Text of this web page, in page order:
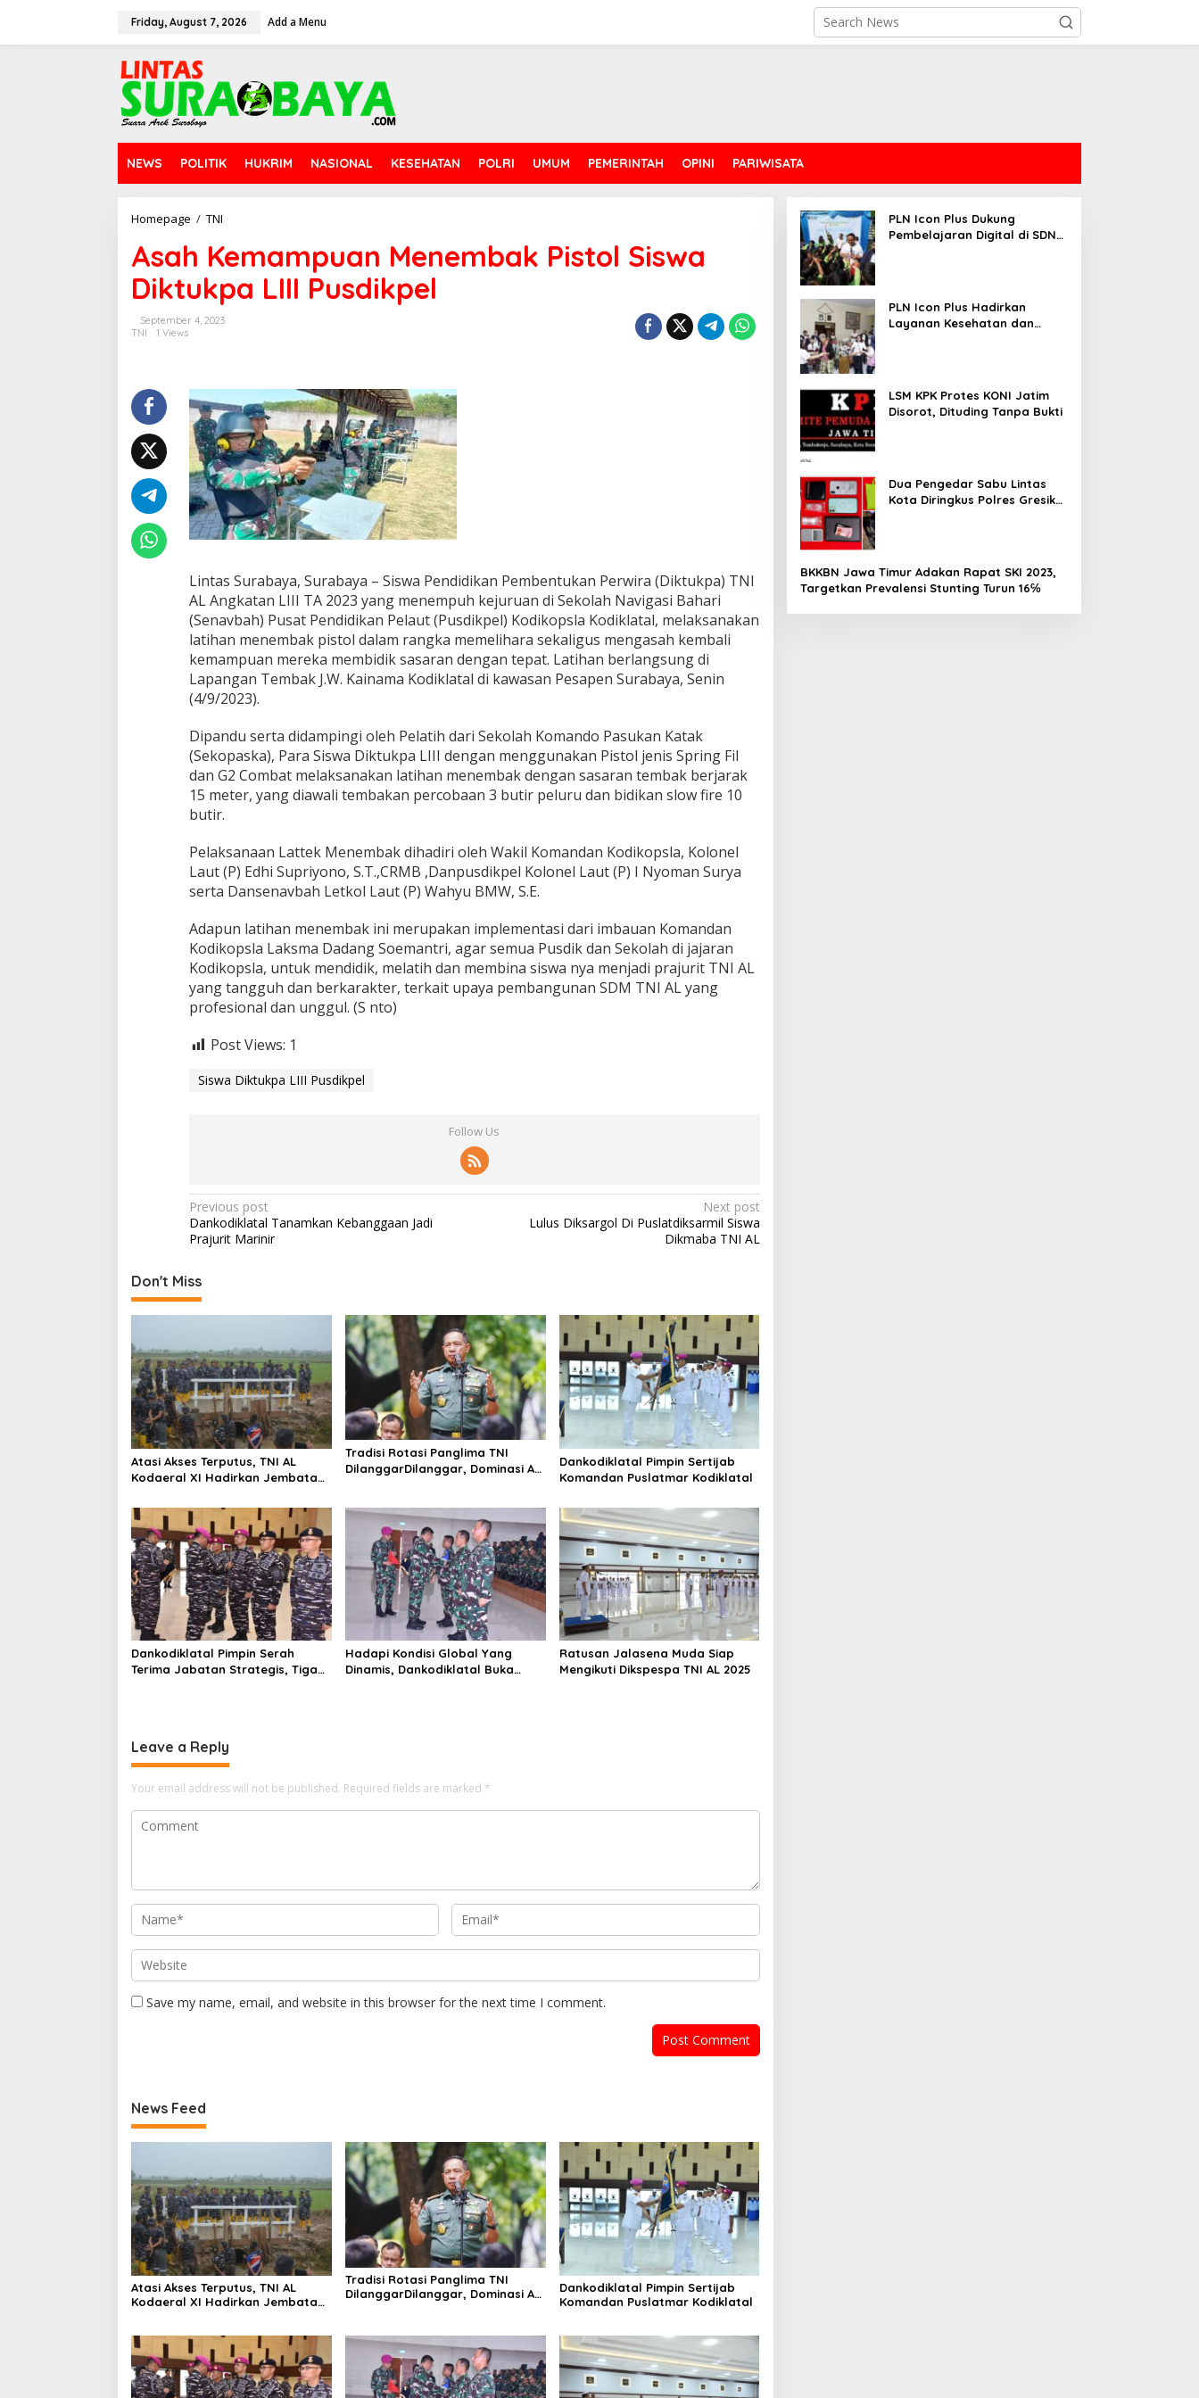
Friday, August 7, 2026 Add a Menu
NEWS POLITIK HUKRIM NASIONAL KESEHATAN POLRI UMUM PEMERINTAH OPINI PARIWISATA
Homepage / TNI
a
h
K
e
m
n
M
e
n
e
m
b
a
k
s
t
o
l
i
s
w
D
k
t
u
L
I
P
s
d
k
l
Asah Kemampuan Menembak Pistol Siswa
Diktukpa LIII Pusdikpel
September 4, 2023
TNI
1 Views
Lintas Surabaya, Surabaya – Siswa Pendidikan Pembentukan Perwira (Diktukpa) TNI
AL Angkatan LIII TA 2023 yang menempuh kejuruan di Sekolah Navigasi Bahari
(Senavbah) Pusat Pendidikan Pelaut (Pusdikpel) Kodikopsla Kodiklatal, melaksanakan
latihan menembak pistol dalam rangka memelihara sekaligus mengasah kembali
kemampuan mereka membidik sasaran dengan tepat. Latihan berlangsung di
Lapangan Tembak J.W. Kainama Kodiklatal di kawasan Pesapen Surabaya, Senin
(4/9/2023).
Dipandu serta didampingi oleh Pelatih dari Sekolah Komando Pasukan Katak
(Sekopaska), Para Siswa Diktukpa LIII dengan menggunakan Pistol jenis Spring Fil
dan G2 Combat melaksanakan latihan menembak dengan sasaran tembak berjarak
15 meter, yang diawali tembakan percobaan 3 butir peluru dan bidikan slow fire 10
butir.
Pelaksanaan Lattek Menembak dihadiri oleh Wakil Komandan Kodikopsla, Kolonel
Laut (P) Edhi Supriyono, S.T.,CRMB ,Danpusdikpel Kolonel Laut (P) I Nyoman Surya
serta Dansenavbah Letkol Laut (P) Wahyu BMW, S.E.
Adapun latihan menembak ini merupakan implementasi dari imbauan Komandan
Kodikopsla Laksma Dadang Soemantri, agar semua Pusdik dan Sekolah di jajaran
Kodikopsla, untuk mendidik, melatih dan membina siswa nya menjadi prajurit TNI AL
yang tangguh dan berkarakter, terkait upaya pembangunan SDM TNI AL yang
profesional dan unggul. (S nto)
Post Views: 1
Siswa Diktukpa LIII Pusdikpel
Follow Us
P
o
t
n
v
i
g
a
t
i
o
n
Previous post
Dankodiklatal Tanamkan Kebanggaan Jadi
Prajurit Marinir
Next post
Lulus Diksargol Di Puslatdiksarmil Siswa
Dikmaba TNI AL
Don't Miss
Atasi Akses Terputus, TNI AL
Kodaeral XI Hadirkan Jembatan
Papua Selatan
Tradisi Rotasi Panglima TNI
DilanggarDilanggar, Dominasi AD
Dankodiklatal Pimpin Sertijab
Komandan Puslatmar Kodiklatal
Dankodiklatal Pimpin Serah
Terima Jabatan Strategis, Tiga
Hadapi Kondisi Global Yang
Dinamis, Dankodiklatal Buka
Ratusan Jalasena Muda Siap
Mengikuti Dikspespa TNI AL 2025
Leave a Reply
Your email address will not be published. Required fields are marked *
Save my name, email, and website in this browser for the next time I comment.
News Feed
Atasi Akses Terputus, TNI AL
Kodaeral XI Hadirkan Jembatan
Tradisi Rotasi Panglima TNI
DilanggarDilanggar, Dominasi AD
Dankodiklatal Pimpin Sertijab
Komandan Puslatmar Kodiklatal
PLN Icon Plus Dukung
Pembelajaran Digital di SDN
PLN Icon Plus Hadirkan
Layanan Kesehatan dan
LSM KPK Protes KONI Jatim
Disorot, Dituding Tanpa Bukti
Dua Pengedar Sabu Lintas
Kota Diringkus Polres Gresik
BKKBN Jawa Timur Adakan Rapat SKI 2023,
Targetkan Prevalensi Stunting Turun 16℅